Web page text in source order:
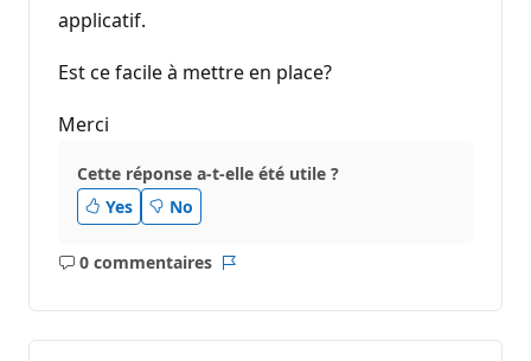
applicatif.
Est ce facile à mettre en place?
Merci
Cette réponse a-t-elle été utile ?
Yes
No
0 commentaires
Aucun